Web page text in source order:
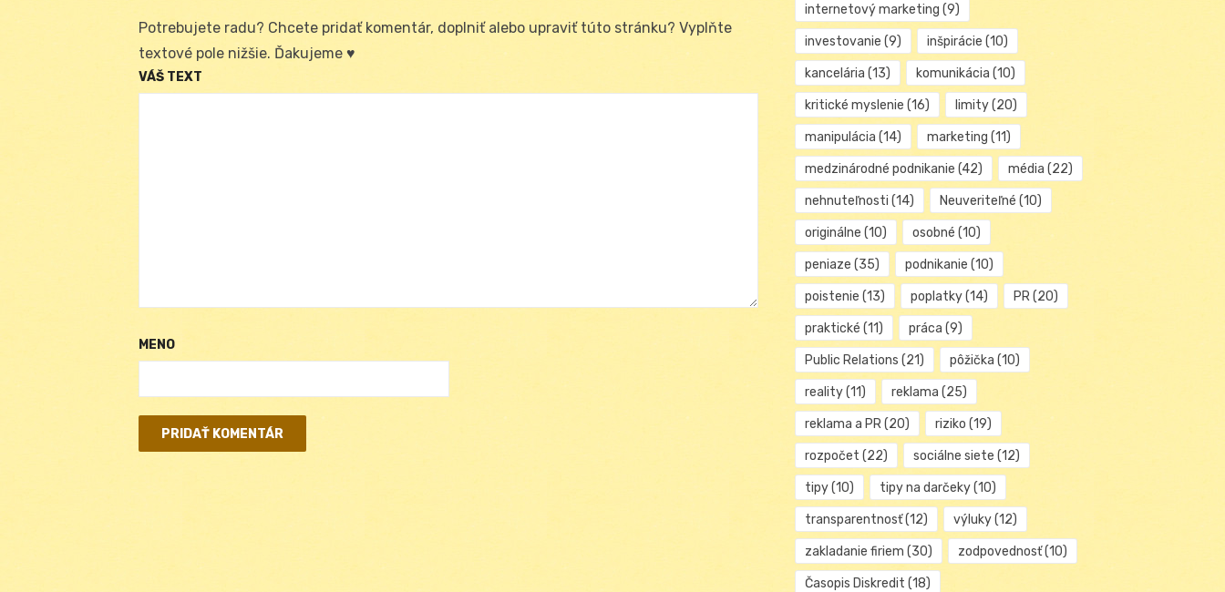
Potrebujete radu? Chcete pridať komentár, doplniť alebo upraviť túto stránku? Vyplňte
textové pole nižšie. Ďakujeme ♥
VÁŠ TEXT
MENO
internetový marketing (9)
investovanie (9) inšpirácie (10)
kancelária (13) komunikácia (10)
kritické myslenie (16) limity(20)
manipulácia (14) marketing (11)
medzinárodné podnikanie (42) média (22)
nehnuteľnosti (14) Neuveriteľné (10)
originálne (10) osobné (10)
peniaze (35) podnikanie (10)
poistenie (13) poplatky(14) PR(20)
praktické (11) práca (9)
Public Relations (21) pôžička (10)
reality(11) reklama (25)
reklama a PR(20) riziko (19)
rozpočet (22) sociálne siete (12)
tipy(10) tipy na darčeky(10)
transparentnosť(12) výluky(12)
zakladanie firiem (30) zodpovednosť(10)
Časopis Diskredit (18)